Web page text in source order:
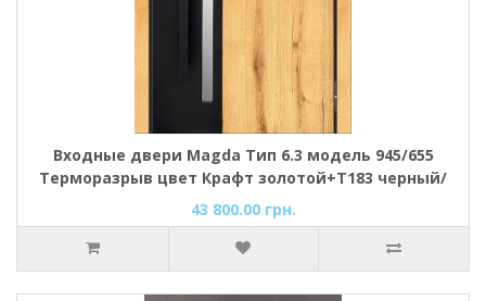
Входные двери Magda Тип 6.3 модель 945/655
Терморазрыв цвет Крафт золотой+Т183 черный/
Дуб крафт+Шагрен черный
43 800.00 грн.